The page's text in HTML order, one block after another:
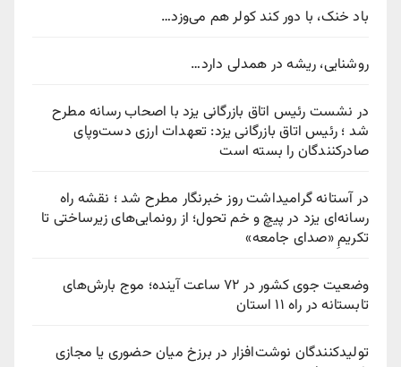
باد خنک، با دور کند کولر هم می‌وزد…
روشنایی، ریشه در همدلی دارد…
در نشست رئیس اتاق بازرگانی یزد با اصحاب رسانه مطرح
شد ؛ رئیس اتاق بازرگانی یزد: تعهدات ارزی دست‌وپای
صادرکنندگان را بسته است
در آستانه گرامیداشت روز خبرنگار مطرح شد ؛ نقشه راه
رسانه‌ای یزد در پیچ‌ و خم تحول؛ از رونمایی‌های زیرساختی تا
تکریمِ «صدای جامعه»
وضعیت جوی کشور در ۷۲ ساعت آینده؛ موج بارش‌های
تابستانه در راه ۱۱ استان
تولیدکنندگان نوشت‌افزار در برزخ میان حضوری یا مجازی